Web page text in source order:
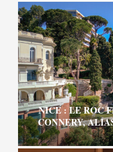
NICE : LE ROC
CONNERY,